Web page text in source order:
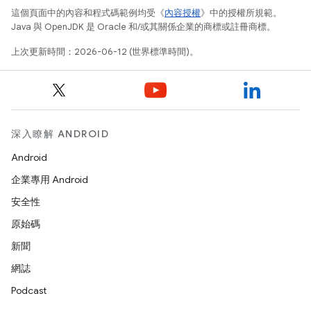
這個頁面中的內容和程式碼範例均受《內容授權》中的授權所規範。
Java 與 OpenJDK 是 Oracle 和/或其關係企業的商標或註冊商標。
上次更新時間：2026-06-12 (世界標準時間)。
深入瞭解 ANDROID
Android
企業專用 Android
安全性
原始碼
新聞
網誌
Podcast